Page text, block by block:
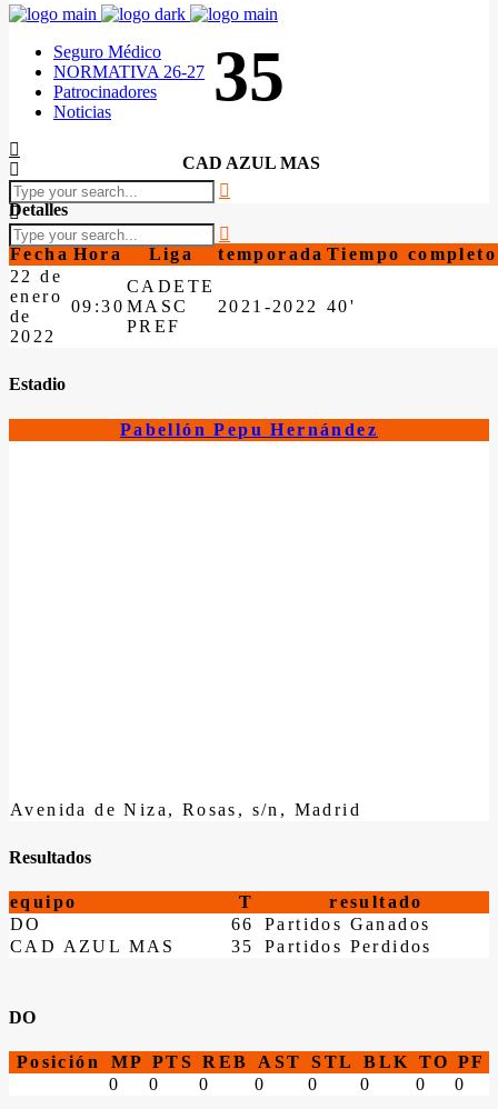
Seguro Médico
NORMATIVA 26-27
Patrocinadores
Noticias
35
CAD AZUL MAS
Detalles
Fecha Hora Liga temporada Tiempo completo
22 de
enero
de
2022
09:30
CADETE
MASC
PREF
2021-2022 40'
Estadio
Pabellón Pepu Hernández
Avenida de Niza, Rosas, s/n, Madrid
Resultados
equipo T
resultado
DO
66
Partidos Ganados
CAD AZUL MAS
35 Partidos Perdidos
DO
Posición MP PTS REB AST STL BLK TO PF
0
0 0 0 0 0 0 0